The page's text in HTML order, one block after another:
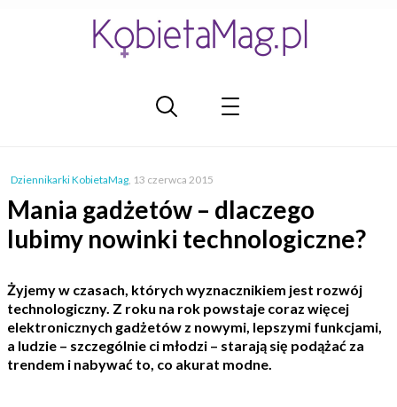
Dziennikarki KobietaMag, 13 czerwca 2015
Mania gadżetów – dlaczego
lubimy nowinki technologiczne?
Żyjemy w czasach, których wyznacznikiem jest rozwój
technologiczny. Z roku na rok powstaje coraz więcej
elektronicznych gadżetów z nowymi, lepszymi funkcjami,
a ludzie – szczególnie ci młodzi – starają się podążać za
trendem i nabywać to, co akurat modne.